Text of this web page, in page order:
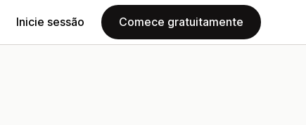
Inicie sessão Comece gratuitamente